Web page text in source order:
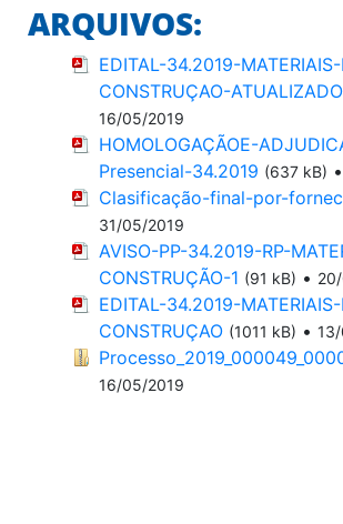
ARQUIVOS:
EDITAL-34.2019-
CONSTRUÇAO-ATUALIZADO
16/05/2019
HOMOLOGAÇÃOE-
Presencial-34.2019 (637 kB) •
Clasificação-final-por-
31/05/2019
AVISO-PP-34.2019-RP-
CONSTRUÇÃO-1 (91 kB) •
EDITAL-34.2019-
CONSTRUÇAO (1011 kB) •
16/05/2019